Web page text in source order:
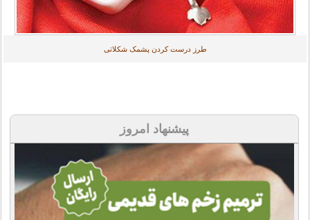
طرز درست کردن پشمک شکلاتی
پیشنهاد امروز